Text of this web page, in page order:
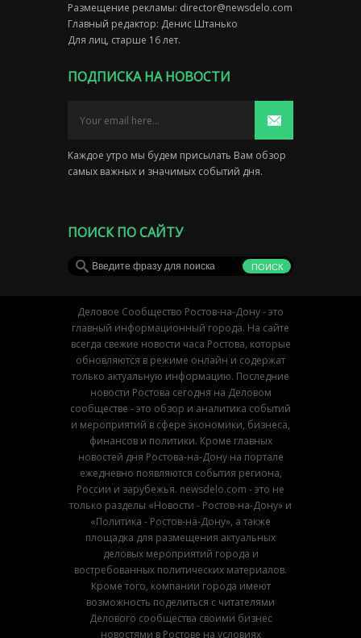
Размещение рекламы: director@newsdelo.com
Главный редактор: Денис Штанько
Для лиц, старше 16 лет.
ПОДПИСКА НА НОВОСТИ
Каждое утро мы будем присылать Вам обзор
самых важных и значимых событий дня.
ПОИСК ПО САЙТУ
Деловое Сообщество Ростов-на-Дону - это
главный информационный города. На сайте
всегда свежие новости часа Ростова, которые
обновляются в режиме онлайн и содержат
только актуальную информацию. Последние
новости Ростова сегодня на Деловом
сообществе - это обзор и аналитика событий
и мероприятий в сфере экономики, бизнеса,
финансов и политики. Кроме главных
новостей дня Ростова-на-Дону на портале
ежедневно появляются события региона,
России и зарубежья. newsdelo.com - это не
только разделы «Новости - Ростов-на-Дону» и
«Политика - Ростов-на-Дону», а также
площадка для размещения актуальных
деловых мероприятий города и
востребованных политических материалов.
Кроме того, компании города имеют
возможность поделиться с читателями
Делового сообщества своими бизнес
новостями в Ростове на условиях